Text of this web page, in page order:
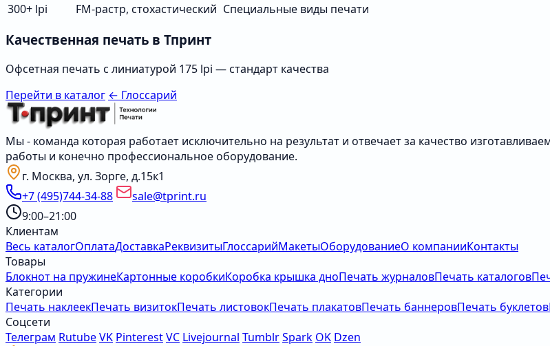
300+ lpi
FM-растр, стохастический Специальные виды печати
Качественная печать в Тпринт
Офсетная печать с линиатурой 175 lpi — стандарт качества
Перейти в каталог ← Глоссарий
Мы - команда которая работает исключительно на результат и отвечает за качество
работы и конечно профессиональное оборудование.
г. Москва, ул. Зорге, д.15к1
+7 (495)744-34-88
sale@tprint.ru
9:00–21:00
Клиентам
Весь каталогОплатаДоставкаРеквизитыГлоссарийМакетыОборудованиеО компанииКонтакты
Товары
Блокнот на пружинеКартонные коробкиКоробка крышка дноПечать журналовПечать каталогов
Категории
Печать наклеекПечать визитокПечать листовокПечать плакатовПечать баннеровПечать буклетов
Соцсети
Телеграм RutubeVK PinterestVC Livejournal TumblrSpark OK Dzen